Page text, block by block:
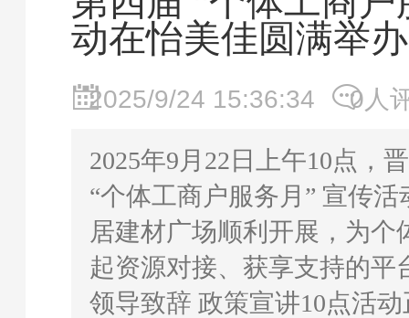
动在怡美佳圆满举办
2025/9/24 15:36:34 0人
2025年9月22日上午10点，
“个体工商户服务月” 宣传
居建材广场顺利开展，为个
起资源对接、获享支持的平
领导致辞 政策宣讲10点活